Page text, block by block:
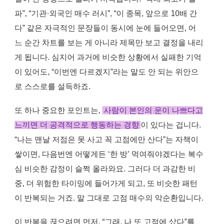
파”, “기관·외국인 매수 러시”, “이 종목, 앞으로 10배 간
다” 같은 자극적인 문장들이 동시에 눈에 들어오면, 어
느 순간 차트를 보는 게 아니라 제목만 보고 결정을 내리
게 됩니다. 심지어 과거에 비슷한 상황에서 실패한 기억
이 있어도, “이번엔 다르겠지”라는 말도 안 되는 위안으
로 스스로를 설득하죠.
또 하나 중요한 포인트는, 사람이 본인의 운이 나쁘다고
느끼면 더 공격적으로 행동하는 경향 이 있다는 겁니다.
“나는 맨날 저점은 못 사고 꼭 고점에만 산다”는 자책이
쌓이면, 다음번엔 어떻게든 ‘한 방’ 먹여줘야겠다는 복수
심 비슷한 감정이 슬쩍 올라와요. 그러다 더 과감한 비
중, 더 위험한 타이밍에 들어가게 되고, 또 비슷한 패턴
이 반복되는 거죠. 말 그대로 고점 매수의 악순환입니다.
이 반복을 끊으려면 먼저, “그래, 나 또 고점에 샀다”를